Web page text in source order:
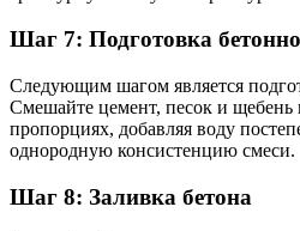
Шаг 7: Подготовка
Следующим шагом является
Смешайте цемент, песок и щебень
пропорциях, добавляя воду
однородную консистенцию смеси.
Шаг 8: Заливка бетона